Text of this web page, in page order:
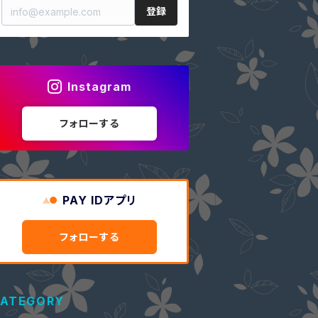
登録
Instagram
フォローする
PAY IDアプリ
フォローする